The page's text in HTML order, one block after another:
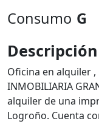
Consumo G
Oficina en alquiler
INMOBILIARIA
alquiler de una
Logroño. Cuenta